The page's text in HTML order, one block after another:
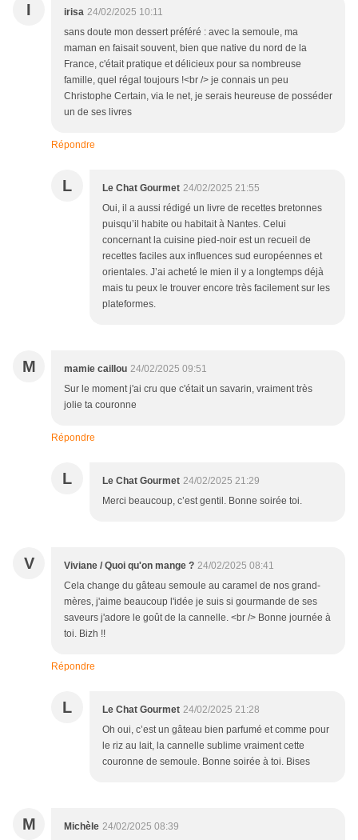
I irisa 24/02/2025 10:11
sans doute mon dessert préféré : avec la semoule, ma
maman en faisait souvent, bien que native du nord de la
France, c'était pratique et délicieux pour sa nombreuse
famille, quel régal toujours !<br /> je connais un peu
Christophe Certain, via le net, je serais heureuse de posséder
un de ses livres
Répondre
L Le Chat Gourmet 24/02/2025 21:55
Oui, il a aussi rédigé un livre de recettes bretonnes
puisqu’il habite ou habitait à Nantes. Celui
concernant la cuisine pied-noir est un recueil de
recettes faciles aux influences sud européennes et
orientales. J’ai acheté le mien il y a longtemps déjà
mais tu peux le trouver encore très facilement sur les
plateformes.
M mamie caillou 24/02/2025 09:51
Sur le moment j'ai cru que c'était un savarin, vraiment très
jolie ta couronne
Répondre
L Le Chat Gourmet 24/02/2025 21:29
Merci beaucoup, c’est gentil. Bonne soirée toi.
V Viviane / Quoi qu'on mange ? 24/02/2025 08:41
Cela change du gâteau semoule au caramel de nos grand-
mères, j'aime beaucoup l'idée je suis si gourmande de ses
saveurs j'adore le goût de la cannelle. <br /> Bonne journée à
toi. Bizh !!
Répondre
L Le Chat Gourmet 24/02/2025 21:28
Oh oui, c’est un gâteau bien parfumé et comme pour
le riz au lait, la cannelle sublime vraiment cette
couronne de semoule. Bonne soirée à toi. Bises
M Michèle 24/02/2025 08:39